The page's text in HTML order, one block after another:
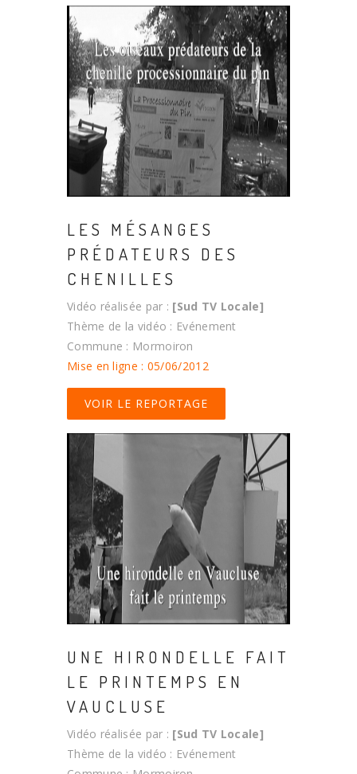
LES MÉSANGES
PRÉDATEURS DES
CHENILLES
Vidéo réalisée par : [Sud TV Locale]
Thème de la vidéo : Evénement
Commune : Mormoiron
Mise en ligne : 05/06/2012
VOIR LE REPORTAGE
UNE HIRONDELLE FAIT
LE PRINTEMPS EN
VAUCLUSE
Vidéo réalisée par : [Sud TV Locale]
Thème de la vidéo : Evénement